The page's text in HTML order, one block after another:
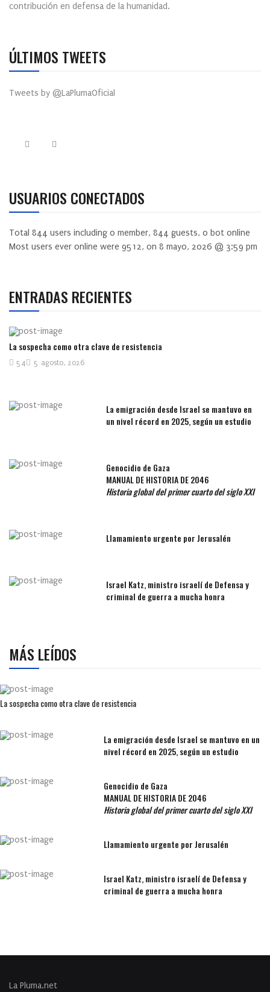
contribución en defensa de la humanidad.
ÚLTIMOS TWEETS
Tweets by @LaPlumaOficial
USUARIOS CONECTADOS
Total 844 users including 0 member, 844 guests, 0 bot online
Most users ever online were 9512, on 8 mayo, 2026 @ 3:59 pm
ENTRADAS RECIENTES
La sospecha como otra clave de resistencia
5 agosto, 2026
54
La emigración desde Israel se mantuvo en
un nivel récord en 2025, según un estudio
Genocidio de Gaza
MANUAL DE HISTORIA DE 2046
Historia global del primer cuarto del siglo XXI
Llamamiento urgente por Jerusalén
Israel Katz, ministro israelí de Defensa y
criminal de guerra a mucha honra
MÁS LEÍDOS
La sospecha como otra clave de resistencia
La emigración desde Israel se mantuvo en un
nivel récord en 2025, según un estudio
Genocidio de Gaza
MANUAL DE HISTORIA DE 2046
Historia global del primer cuarto del siglo XXI
Llamamiento urgente por Jerusalén
Israel Katz, ministro israelí de Defensa y
criminal de guerra a mucha honra
La Pluma.net